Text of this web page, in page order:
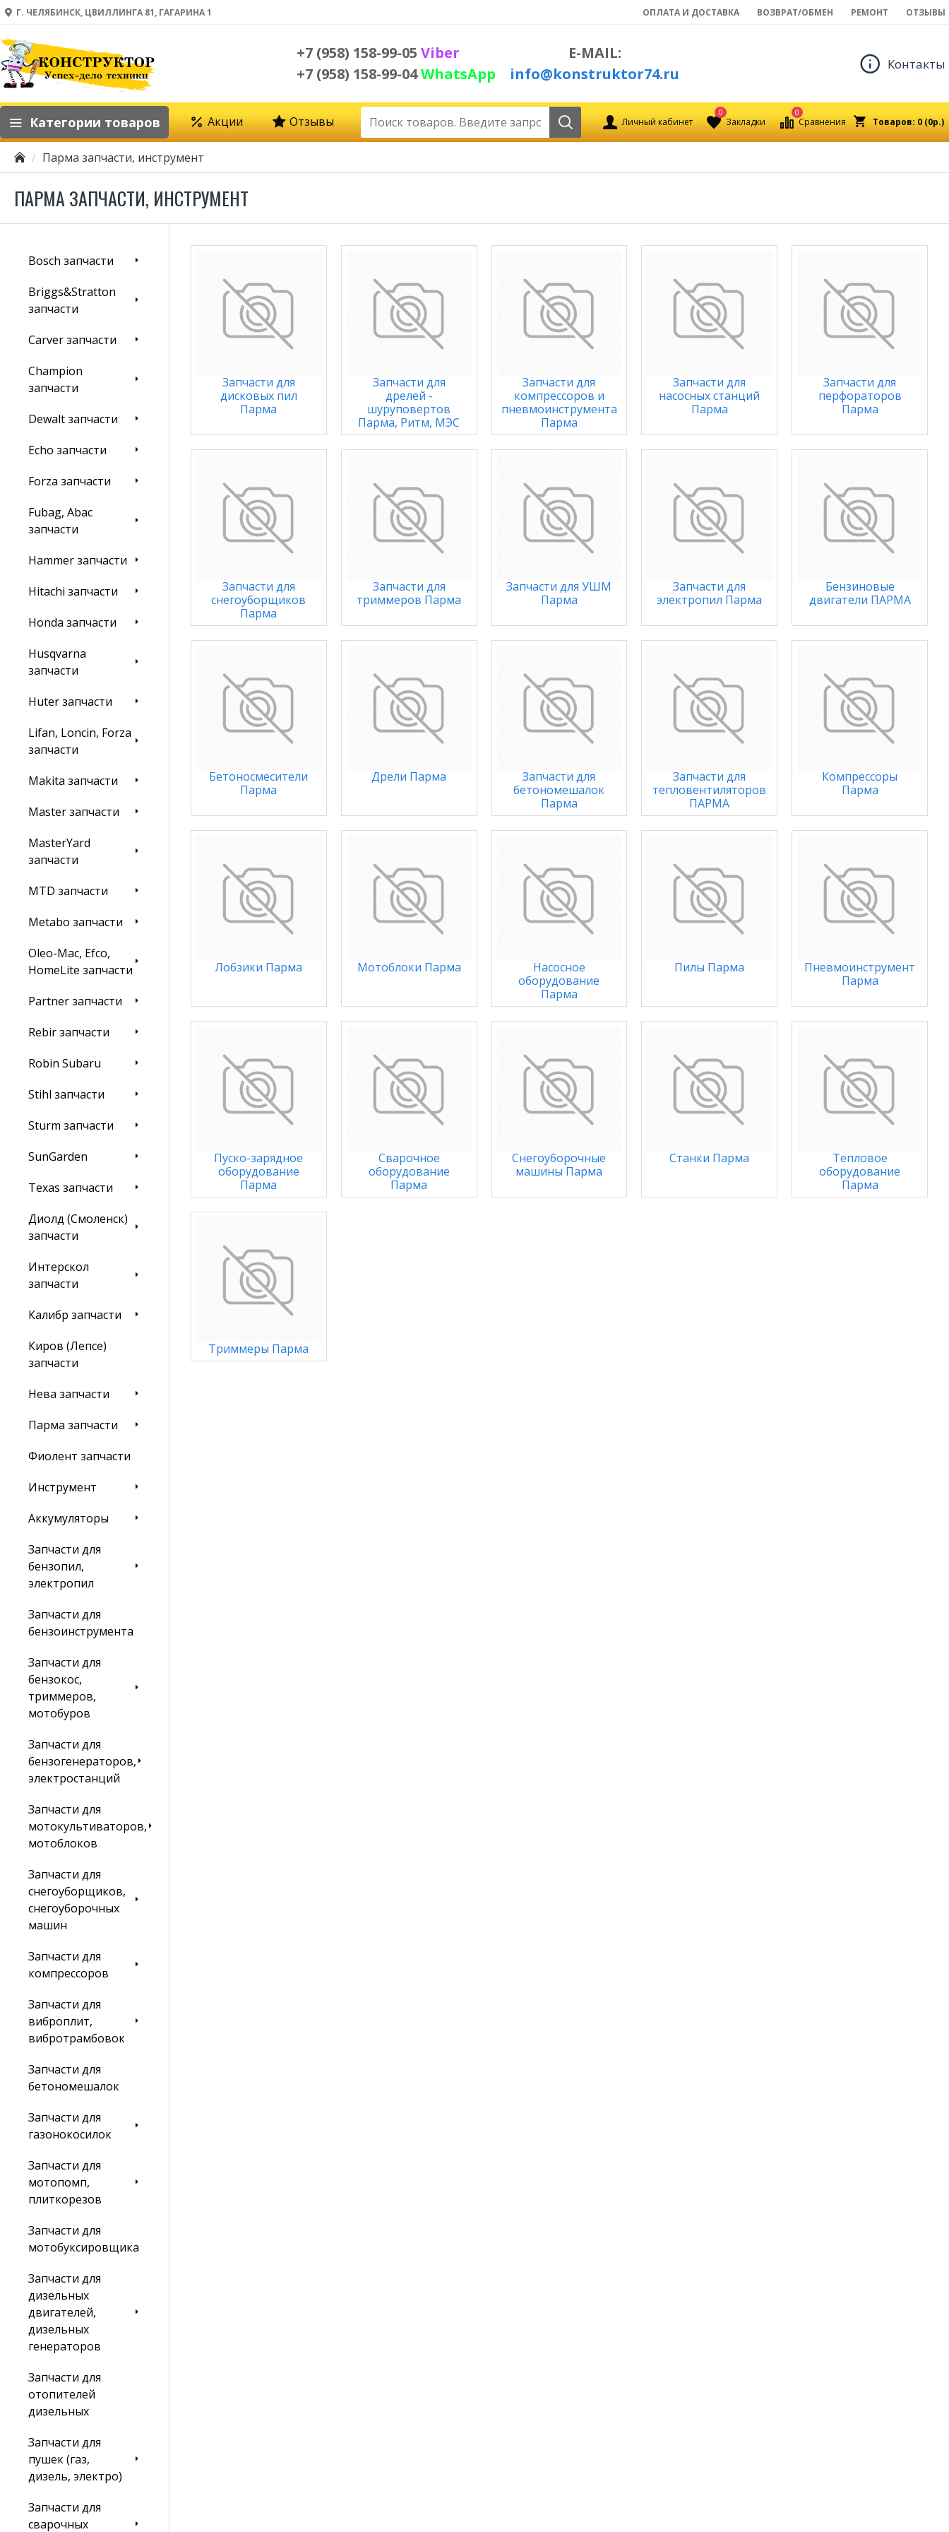
Г. ЧЕЛЯБИНСК, ЦВИЛЛИНГА 81, ГАГАРИНА 1 ОПЛАТА И ДОСТАВКА ВОЗВРАТ/ОБМЕН РЕМОНТ ОТЗЫВЫ
+7 (958) 158-99-05 Viber
+7 (958) 158-99-04WhatsApp
E-MAIL:
info@konstruktor74.ru
Контакты
Категории товаров Акции Отзывы Личный кабинет Закладки
0
Сравнения
0
Товаров: 0 (0р.)
Парма запчасти, инструмент
ПАРМА ЗАПЧАСТИ, ИНСТРУМЕНТ
Bosch запчасти
Briggs&Stratton
запчасти
Carver запчасти
Champion
запчасти
Dewalt запчасти
Echo запчасти
Forza запчасти
Fubag, Abac
запчасти
Hammer запчасти
Hitachi запчасти
Honda запчасти
Husqvarna
запчасти
Huter запчасти
Lifan, Loncin, Forza
запчасти
Makita запчасти
Master запчасти
MasterYard
запчасти
MTD запчасти
Metabo запчасти
Oleo-Mac, Efco,
HomeLite запчасти
Partner запчасти
Rebir запчасти
Robin Subaru
Stihl запчасти
Sturm запчасти
SunGarden
Texas запчасти
Диолд (Смоленск)
запчасти
Интерскол
запчасти
Калибр запчасти
Киров (Лепсе)
запчасти
Нева запчасти
Парма запчасти
Фиолент запчасти
Инструмент
Аккумуляторы
Запчасти для
бензопил,
электропил
Запчасти для
бензоинструмента
Запчасти для
бензокос,
триммеров,
мотобуров
Запчасти для
бензогенераторов,
электростанций
Запчасти для
мотокультиваторов,
мотоблоков
Запчасти для
снегоуборщиков,
снегоуборочных
машин
Запчасти для
компрессоров
Запчасти для
виброплит,
вибротрамбовок
Запчасти для
бетономешалок
Запчасти для
газонокосилок
Запчасти для
мотопомп,
плиткорезов
Запчасти для
мотобуксировщика
Запчасти для
дизельных
двигателей,
дизельных
генераторов
Запчасти для
отопителей
дизельных
Запчасти для
пушек (газ,
дизель, электро)
Запчасти для
сварочных
Запчасти для
дисковых пил
Парма
Запчасти для
дрелей -
шуруповертов
Парма, Ритм, МЭС
Запчасти для
компрессоров и
пневмоинструмента
Парма
Запчасти для
насосных станций
Парма
Запчасти для
перфораторов
Парма
Запчасти для
снегоуборщиков
Парма
Запчасти для
триммеров Парма
Запчасти для УШМ
Парма
Запчасти для
электропил Парма
Бензиновые
двигатели ПАРМА
Бетоносмесители
Парма
Дрели Парма
Запчасти для
бетономешалок
Парма
Запчасти для
тепловентиляторов
ПАРМА
Компрессоры
Парма
Лобзики Парма Мотоблоки Парма
Насосное
оборудование
Парма
Пилы Парма
Пневмоинструмент
Парма
Пуско-зарядное
оборудование
Парма
Сварочное
оборудование
Парма
Снегоуборочные
машины Парма
Станки Парма
Тепловое
оборудование
Парма
Триммеры Парма